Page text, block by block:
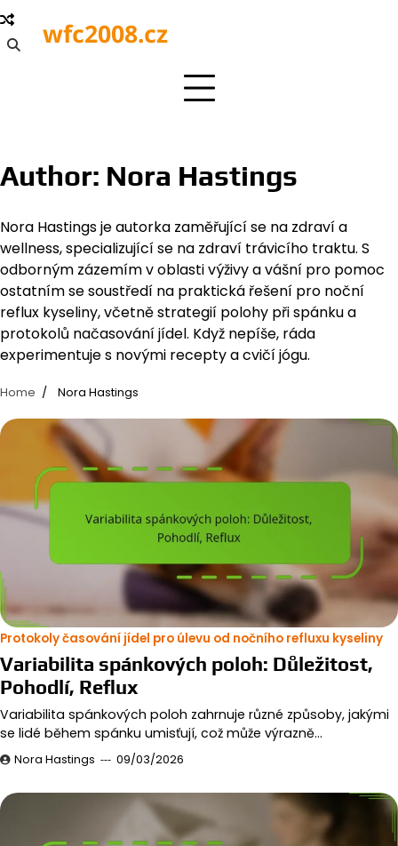
Skip
to
content
wfc2008.cz
Author: Nora Hastings
Nora Hastings je autorka zaměřující se na zdraví a
wellness, specializující se na zdraví trávicího traktu. S
odborným zázemím v oblasti výživy a vášní pro pomoc
ostatním se soustředí na praktická řešení pro noční
reflux kyseliny, včetně strategií polohy při spánku a
protokolů načasování jídel. Když nepíše, ráda
experimentuje s novými recepty a cvičí jógu.
Home Nora Hastings
Protokoly časování jídel pro úlevu od nočního refluxu kyseliny
Variabilita spánkových poloh: Důležitost,
Pohodlí, Reflux
Variabilita spánkových poloh zahrnuje různé způsoby, jakými
se lidé během spánku umisťují, což může výrazně…
Nora Hastings 09/03/2026